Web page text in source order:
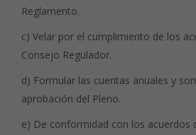
Reglamento.
c) Velar por el cumplimiento de los
Consejo Regulador.
d) Formular las cuentas anuales y
aprobación del Pleno.
e) De conformidad con los acuerdos